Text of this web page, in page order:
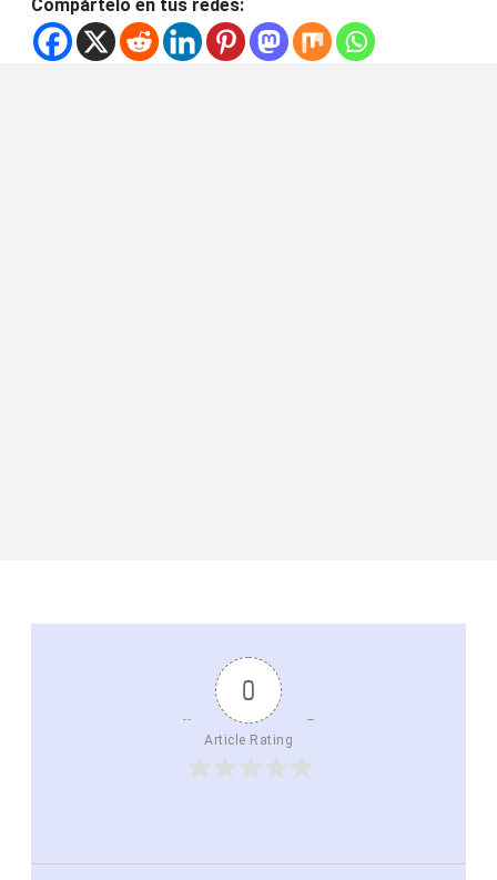
Compártelo en tus redes:
0
Article Rating